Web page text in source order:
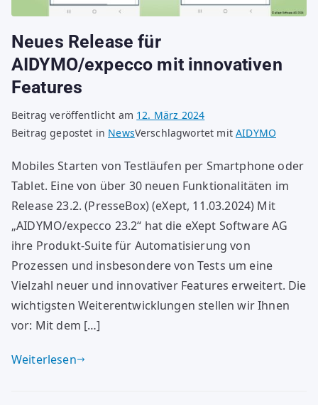
Neues Release für
AIDYMO/expecco mit innovativen
Features
Beitrag veröffentlicht am 12. März 2024
Beitrag gepostet in NewsVerschlagwortet mitAIDYMO
Mobiles Starten von Testläufen per Smartphone oder
Tablet. Eine von über 30 neuen Funktionalitäten im
Release 23.2. (PresseBox) (eXept, 11.03.2024) Mit
„AIDYMO/expecco 23.2“ hat die eXept Software AG
ihre Produkt-Suite für Automatisierung von
Prozessen und insbesondere von Tests um eine
Vielzahl neuer und innovativer Features erweitert. Die
wichtigsten Weiterentwicklungen stellen wir Ihnen
vor: Mit dem […]
Weiterlesen